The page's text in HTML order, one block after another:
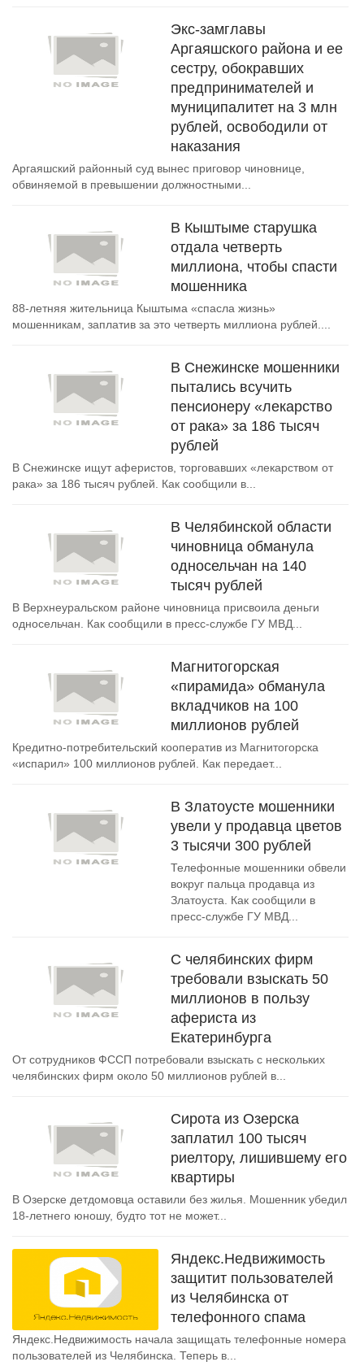
Экс-замглавы
Аргаяшского района и ее
сестру, обокравших
предпринимателей и
муниципалитет на 3 млн
рублей, освободили от
наказания
Аргаяшский районный суд вынес приговор чиновнице,
обвиняемой в превышении должностными...
В Кыштыме старушка
отдала четверть
миллиона, чтобы спасти
мошенника
88-летняя жительница Кыштыма «спасла жизнь»
мошенникам, заплатив за это четверть миллиона рублей....
В Снежинске мошенники
пытались всучить
пенсионеру «лекарство
от рака» за 186 тысяч
рублей
В Снежинске ищут аферистов, торговавших «лекарством от
рака» за 186 тысяч рублей. Как сообщили в...
В Челябинской области
чиновница обманула
односельчан на 140
тысяч рублей
В Верхнеуральском районе чиновница присвоила деньги
односельчан. Как сообщили в пресс-службе ГУ МВД...
Магнитогорская
«пирамида» обманула
вкладчиков на 100
миллионов рублей
Кредитно-потребительский кооператив из Магнитогорска
«испарил» 100 миллионов рублей. Как передает...
В Златоусте мошенники
увели у продавца цветов
3 тысячи 300 рублей
Телефонные мошенники обвели
вокруг пальца продавца из
Златоуста. Как сообщили в
пресс-службе ГУ МВД...
С челябинских фирм
требовали взыскать 50
миллионов в пользу
афериста из
Екатеринбурга
От сотрудников ФССП потребовали взыскать с нескольких
челябинских фирм около 50 миллионов рублей в...
Сирота из Озерска
заплатил 100 тысяч
риелтору, лишившему его
квартиры
В Озерске детдомовца оставили без жилья. Мошенник убедил
18-летнего юношу, будто тот не может...
Яндекс.Недвижимость
защитит пользователей
из Челябинска от
телефонного спама
Яндекс.Недвижимость начала защищать телефонные номера
пользователей из Челябинска. Теперь в...